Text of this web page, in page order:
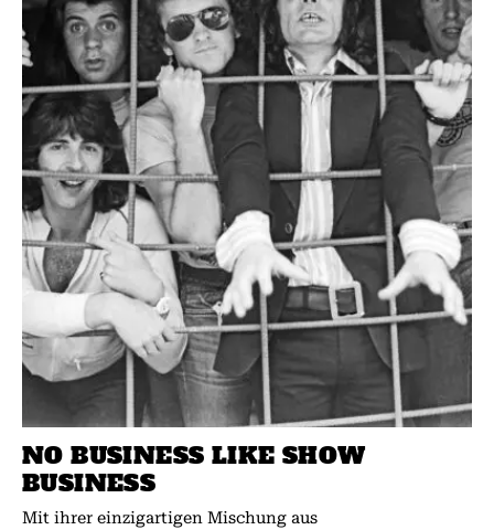
NO BUSINESS LIKE SHOW
BUSINESS
Mit ihrer einzigartigen Mischung aus